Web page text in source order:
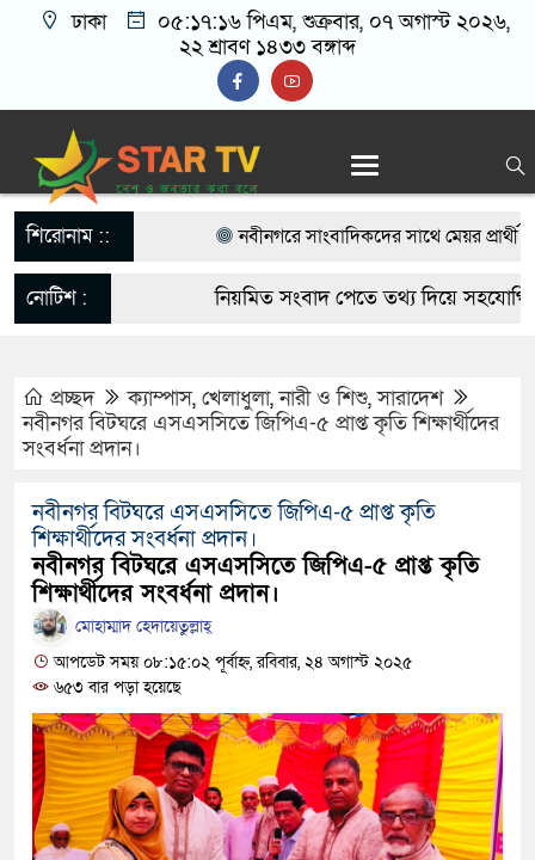
ঢাকা ০৫:১৭:১৭ পিএম, শুক্রবার, ০৭ অগাস্ট ২০২৬,
২২ শ্রাবণ ১৪৩৩ বঙ্গাব্দ
শিরোনাম ::
নবীনগরে সাংবাদিকদের সাথে মেয়র প্রার্থী
বিএনপি নেতা মাসুদ রানা’র মতবিনিময়
আটক
নবীনগরে সন্ত্রাসীদের হামলায় র‍্যাবের ৩
নবীনগরের খাগাতুয়া গ্রামে তিন র‍্যাব সদস্য
নবীনগরে ভাইয়ের আঘাতে ভাইয়ের মৃত্যু;
ছোট ভাই গ্রেফতার
নবীনগরে অটোরিকশা চালককে কুপিয়েছে
ঠিকাদারের হামলার শিকার প্রকৌশলী বদলি, ১৫
প্রধান আসামি
নোটিশ :
নিয়মিত সংবাদ পেতে তথ্য দিয়ে
প্রচ্ছদ
ক্যাম্পাস, খেলাধুলা,নারী ও শিশু,সারাদেশ
নবীনগর বিটঘরে এসএসসিতে জিপিএ-৫ প্রাপ্ত কৃতি শিক্ষার্থীদের
সংবর্ধনা প্রদান।
নবীনগর বিটঘরে এসএসসিতে জিপিএ-৫ প্রাপ্ত কৃতি
শিক্ষার্থীদের সংবর্ধনা প্রদান।
নবীনগর বিটঘরে এসএসসিতে জিপিএ-৫ প্রাপ্ত কৃতি
শিক্ষার্থীদের সংবর্ধনা প্রদান।
মোহাম্মাদ হেদায়েতুল্লাহ্
আপডেট সময় ০৮:১৫:০২ পূর্বাহ্ন, রবিবার, ২৪ অগাস্ট ২০২৫
৬৫৩ বার পড়া হয়েছে